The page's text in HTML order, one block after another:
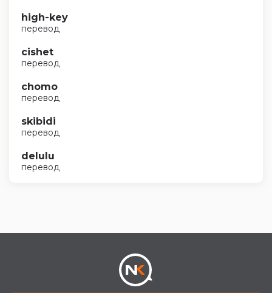
high-key
перевод
cishet
перевод
chomo
перевод
skibidi
перевод
delulu
перевод